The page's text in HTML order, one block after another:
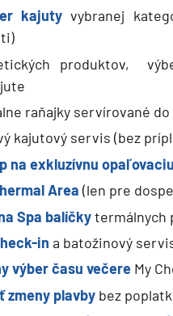
kanál
Európy
prieplav
sveta
sveta - segment
sveta
plavby
plavby
kajuty vybranej
produktov,
raňajky servírované
kajutový servis (bez
na exkluzívnu
Area (len pre
Spa balíčkytermálnych
in a batožinový
výber času večere My
zmeny plavby bez